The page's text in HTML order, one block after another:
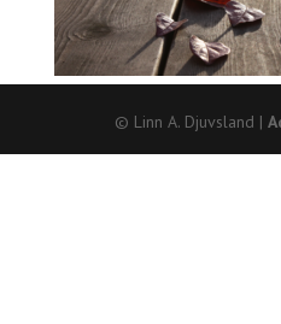
© Linn A. Djuvsland |